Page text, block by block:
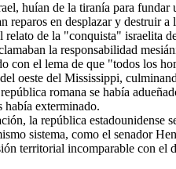
huían de la tiranía para fundar
reparos en desplazar y destruir a
relato de la "conquista" israelita
la responsabilidad
con el lema de que "todos los
oeste del Mississippi,
romana se había
había exterminado.
la república estadounidense
sistema, como el senador
territorial incomparable con el